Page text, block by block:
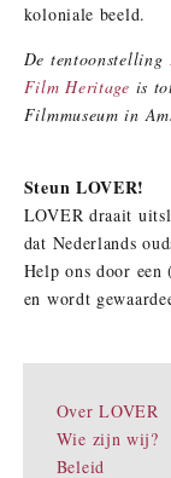
koloniale beeld.
De tentoonstelling
Film Heritage is
Filmmuseum in
Steun LOVER!
LOVER draait
dat Nederlands
Help ons door
en wordt
Over LOVER
Wie zijn wij?
Beleid